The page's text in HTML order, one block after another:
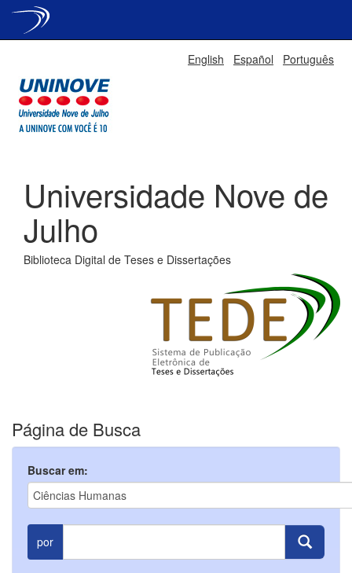
English Español Português
Universidade Nove de
Julho
Biblioteca Digital de Teses e Dissertações
Página de Busca
Buscar em:
por